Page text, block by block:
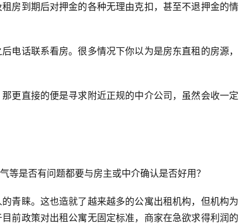
房到期后对押金的各种无理由克扣，甚至不退押金的情
电话联系看房。很多情况下你以为是房东直租的房源，
更直接的便是寻求附近正规的中介公司，虽然会收一定
等是否有问题都要与房主或中介确认是否好用？
青睐。这也造就了越来越多的公寓出租机构，但机构为
前政策对出租公寓无固定标准，商家在急欲求得利润的